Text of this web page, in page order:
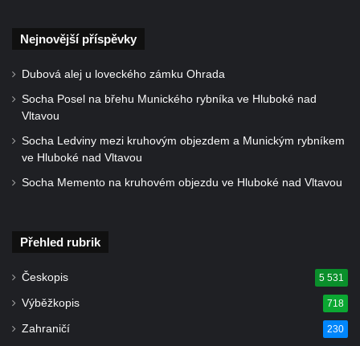
Nejnovější příspěvky
Dubová alej u loveckého zámku Ohrada
Socha Posel na břehu Munického rybníka ve Hluboké nad
Vltavou
Socha Ledviny mezi kruhovým objezdem a Munickým rybníkem
ve Hluboké nad Vltavou
Socha Memento na kruhovém objezdu ve Hluboké nad Vltavou
Přehled rubrik
Českopis 5 531
Výběžkopis 718
Zahraničí 230